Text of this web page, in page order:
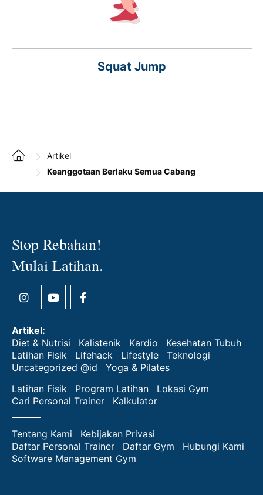
Squat Jump
Artikel
Keanggotaan Berlaku Semua Cabang
Stop Rebahan!
Mulai Latihan.
Artikel:
Diet & Nutrisi
Kalistenik Kardio
Kesehatan Tubuh
Latihan Fisik
Lifehack Lifestyle
Teknologi
Uncategorized @id
Yoga & Pilates
Latihan Fisik
Program Latihan
Lokasi Gym
Cari Personal Trainer
Kalkulator
Tentang Kami
Kebijakan Privasi
Daftar Personal Trainer
Daftar Gym
Hubungi Kami
Software Management Gym